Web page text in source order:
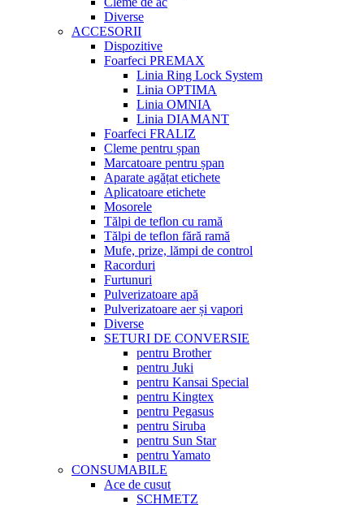
Diverse
ACCESORII
Dispozitive
Foarfeci PREMAX
Linia Ring Lock System
Linia OPTIMA
Linia OMNIA
Linia DIAMANT
Foarfeci FRALIZ
Cleme pentru șpan
Marcatoare pentru șpan
Aparate agățat etichete
Aplicatoare etichete
Mosorele
Tălpi de teflon cu ramă
Tălpi de teflon fără ramă
Mufe, prize, lămpi de control
Racorduri
Furtunuri
Pulverizatoare apă
Pulverizatoare aer și vapori
Diverse
SETURI DE CONVERSIE
pentru Brother
pentru Juki
pentru Kansai Special
pentru Kingtex
pentru Pegasus
pentru Siruba
pentru Sun Star
pentru Yamato
CONSUMABILE
Ace de cusut
SCHMETZ